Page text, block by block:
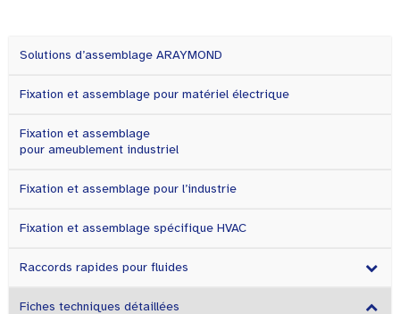
Solutions d’assemblage ARAYMOND
Fixation et assemblage pour matériel électrique
Fixation et assemblage
pour ameublement industriel
Fixation et assemblage pour l’industrie
Fixation et assemblage spécifique HVAC
Raccords rapides pour fluides
Fiches techniques détaillées